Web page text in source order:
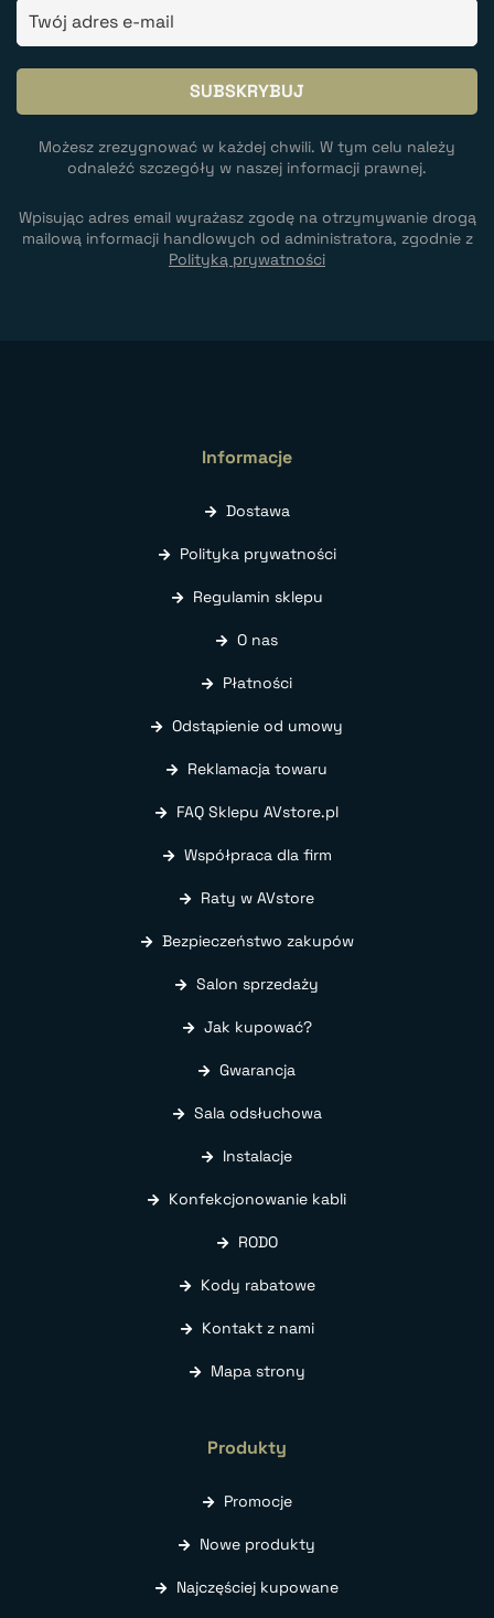
Możesz zrezygnować w każdej chwili. W tym celu należy
odnaleźć szczegóły w naszej informacji prawnej.
Wpisując adres email wyrażasz zgodę na otrzymywanie drogą
mailową informacji handlowych od administratora, zgodnie z
Polityką prywatności
Informacje
Dostawa
Polityka prywatności
Regulamin sklepu
O nas
Płatności
Odstąpienie od umowy
Reklamacja towaru
FAQ Sklepu AVstore.pl
Współpraca dla firm
Raty w AVstore
Bezpieczeństwo zakupów
Salon sprzedaży
Jak kupować?
Gwarancja
Sala odsłuchowa
Instalacje
Konfekcjonowanie kabli
RODO
Kody rabatowe
Kontakt z nami
Mapa strony
Produkty
Promocje
Nowe produkty
Najczęściej kupowane